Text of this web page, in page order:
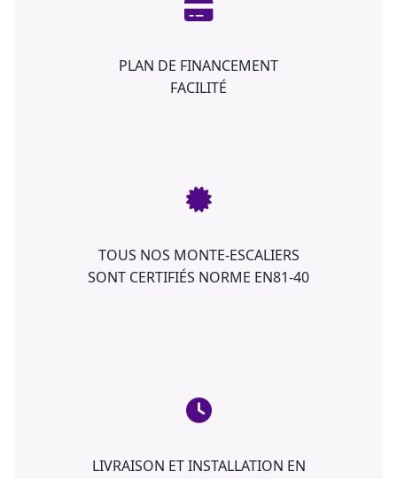
PLAN DE FINANCEMENT
FACILITÉ
TOUS NOS MONTE-ESCALIERS
SONT CERTIFIÉS NORME EN81-40
LIVRAISON ET INSTALLATION EN